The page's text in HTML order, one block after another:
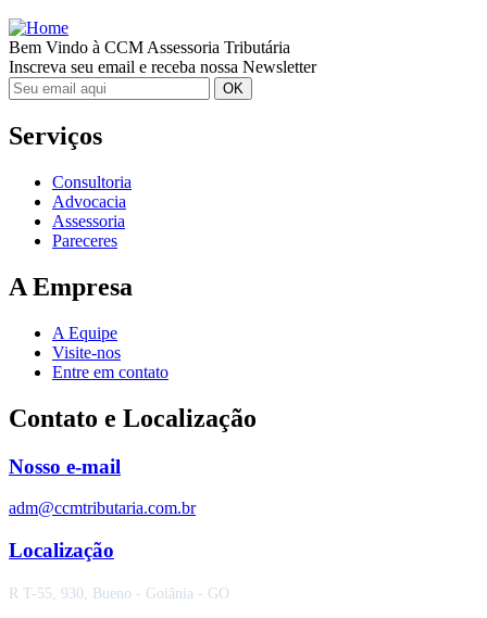
Bem Vindo à CCM Assessoria Tributária
Inscreva seu email e receba nossa Newsletter
Serviços
Consultoria
Advocacia
Assessoria
Pareceres
A Empresa
A Equipe
Visite-nos
Entre em contato
Contato e Localização
Nosso e-mail
adm@ccmtributaria.com.br
Localização
R T-55, 930, Bueno - Goiânia - GO